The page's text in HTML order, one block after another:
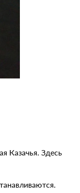
Казачья. Здесь